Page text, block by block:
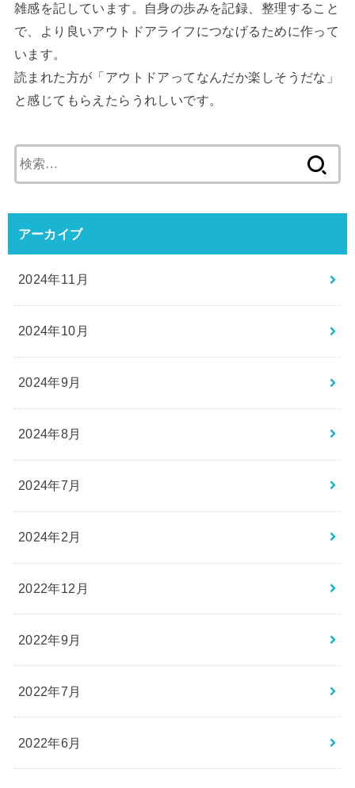
雑感を記しています。自身の歩みを記録、整理すること
で、より良いアウトドアライフにつなげるために作って
います。
読まれた方が「アウトドアってなんだか楽しそうだな」
と感じてもらえたらうれしいです。
索:
アーカイブ
2024年11月
2024年10月
2024年9月
2024年8月
2024年7月
2024年2月
2022年12月
2022年9月
2022年7月
2022年6月